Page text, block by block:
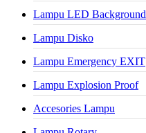
Lampu LED Background
Lampu Disko
Lampu Emergency EXIT
Lampu Explosion Proof
Accesories Lampu